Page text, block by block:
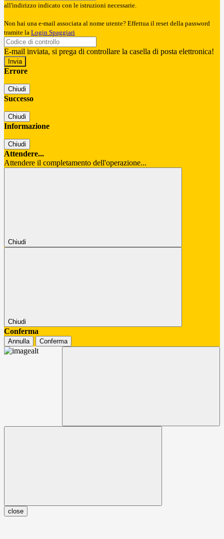
all'indirizzo indicato con le istruzioni necessarie.
Non hai una e-mail associata al nome utente? Effettua il reset della password
tramite la Login Spaggiari
E-mail inviata, si prega di controllare la casella di posta elettronica!
Errore
Chiudi
Successo
Chiudi
Informazione
Chiudi
Attendere...
Attendere il completamento dell'operazione...
Chiudi
Chiudi
Conferma
Annulla Conferma
close